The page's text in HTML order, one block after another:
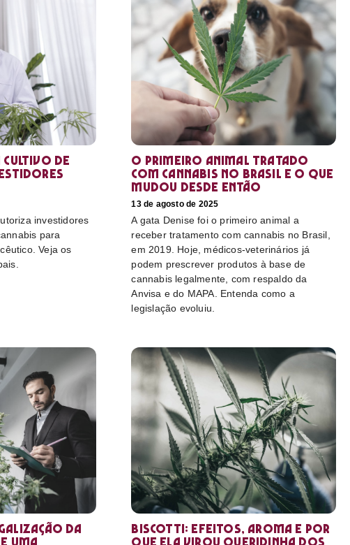
cultivo de
investidores
para
Veja os
O primeiro animal tratado
com cannabis no Brasil e o que
mudou desde então
13 de agosto de 2025
A gata Denise foi o primeiro animal a
receber tratamento com cannabis no Brasil,
em 2019. Hoje, médicos-veterinários já
podem prescrever produtos à base de
cannabis legalmente, com respaldo da
Anvisa e do MAPA. Entenda como a
legislação evoluiu.
da
uma
Biscotti: efeitos, aroma e por
que ela virou queridinha dos